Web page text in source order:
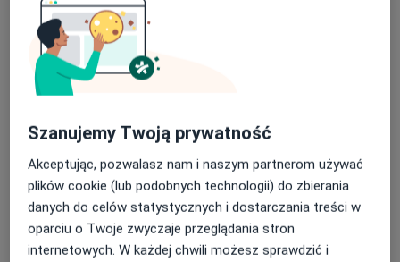
lek. Karolina Morawiec-Sławek
8 opinii
Małobądzka 143, Będzin •Mapa
LEXMEDICA Centrum Medyczne
Konsultacja diabetologiczna
Szanujemy Twoją prywatność
Akceptując, pozwalasz nam i naszym partnerom używać
plików cookie (lub podobnych technologii) do zbierania
danych do celów statystycznych i dostarczania treści w
oparciu o Twoje zwyczaje przeglądania stron
internetowych. W każdej chwili możesz sprawdzić i